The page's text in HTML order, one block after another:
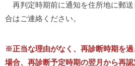
再判定時期前に通知を住所地に郵
合はご連絡ください。
※正当な理由がなく、再診断時期を
場合、再診断予定時期の翌月から再